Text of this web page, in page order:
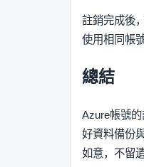
註銷完成後
使用相同帳
總結
Azure帳號
好資料備份
如意，不留遺